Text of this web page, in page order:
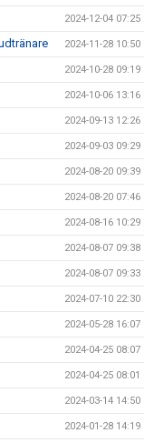
2024-12-04 07:25
2024-11-28 10:50
2024-10-28 09:19
2024-10-06 13:16
2024-09-13 12:26
2024-09-03 09:29
2024-08-20 09:39
2024-08-20 07:46
2024-08-16 10:29
2024-08-07 09:38
2024-08-07 09:33
2024-07-10 22:30
2024-05-28 16:07
2024-04-25 08:07
2024-04-25 08:01
2024-03-14 14:50
2024-01-28 14:19